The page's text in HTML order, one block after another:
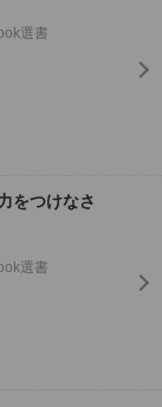
選書
をつけなさ
選書